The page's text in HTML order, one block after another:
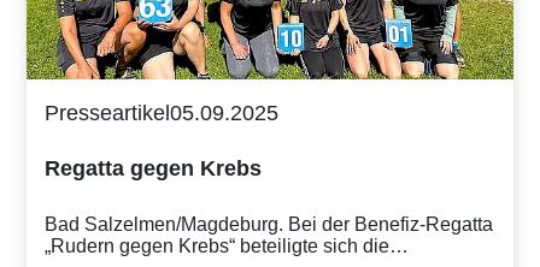
Presseartikel 05.09.2025
Regatta gegen Krebs
Bad Salzelmen/Magdeburg. Bei der Benefiz-Regatta
„Rudern gegen Krebs“ beteiligte sich die…